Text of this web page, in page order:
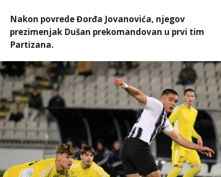
Nakon povrede Đorđa Jovanovića, njegov
prezimenjak Dušan prekomandovan u prvi tim
Partizana.